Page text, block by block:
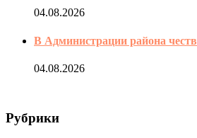
04.08.2026
В Администрации района
04.08.2026
Рубрики